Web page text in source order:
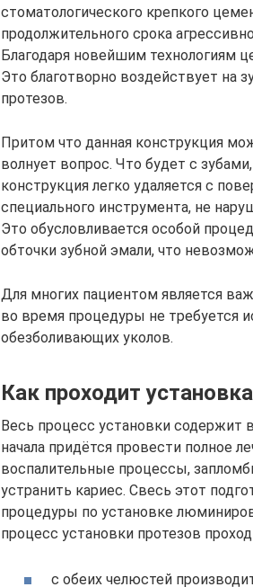
стоматологического крепкого
продолжительного срока
Благодаря новейшим технологиям
Это благотворно воздействует на
протезов.
Притом что данная конструкция
волнует вопрос. Что будет с
конструкция легко удаляется с
специального инструмента, не
Это обусловливается особой
обточки зубной эмали, что
Для многих пациентом является
во время процедуры не требуется
обезболивающих уколов.
Как проходит
Весь процесс установки содержит
начала придётся провести полное
воспалительные процессы,
устранить кариес. Свесь этот
процедуры по установке
процесс установки протезов
с обеих челюстей